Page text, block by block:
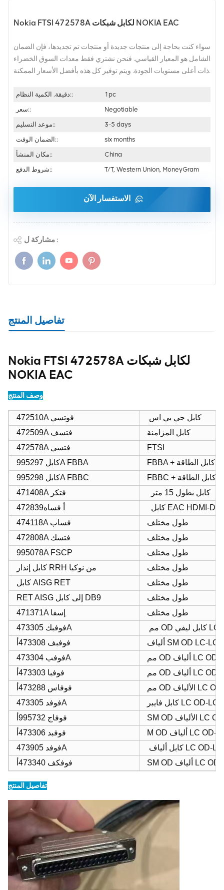
Nokia FTSI 472578A لكابل شبكات NOKIA EAC
سواء كنت بحاجة إلى منتجات جديدة أو منتجات تم تجديدها، فإن الضمان
الشامل هو المعيار القياسي. فنحن نشتري فقط معدات السوق الخضراء
ذات أعلى مستويات الجودة. ويتم توفير كل هذه بأفضل الأسعار الممكنة.
دقيقة. الكمية النظام::
1pc
سعر::
Negotiable
موعد التسليم::
3-5 days
الضمان الوقت::
six months
مكان المنشأ::
China
شروط الدفع::
T/T, Western Union, MoneyGram
الاستفسار الآن
مشاركة ل :
تفاصيل المنتج
Nokia FTSI 472578A لكابل شبكات
NOKIA EAC
وصف المنتج
472510A فوتسي
كابل جي بي اس
472509A فتسف
كابل المزامنة
472578A فتسي
FTSI
كابل 995297A FBBA
FBBA + كابل الطاقة
كابل 995298A FBBC
FBBC + كابل الطاقة
471408A فتكر
كابل بطول 15 متر
472839أ فساه
كابل EAC HDMI-D37
474118A فساب
طول مختلف
472808A فتسك
طول مختلف
995078A FSCP
طول مختلف
كابل إنذار RRH من نوكيا
طول مختلف
كابل AISG RET
طول مختلف
RET AISG إلى كابل DB9
طول مختلف
471371A إسفا
طول مختلف
فوفبك 473305A
فوفبف 473308أ
فوفب 473304A
فوفبا 473303أ
فوفاس 473288أ
فوفد 473305A
فوفاج 995732أ
فوفبد 473306أ
فوفد 473905A
فوفكف 473340أ
تفاصيل المنتج